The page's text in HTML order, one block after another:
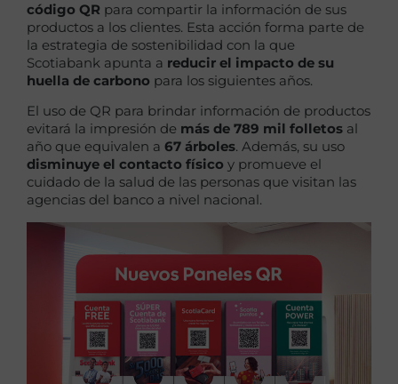
código QR para compartir la información de sus
productos a los clientes. Esta acción forma parte de
la estrategia de sostenibilidad con la que
Scotiabank apunta a reducir el impacto de su
huella de carbono para los siguientes años.
El uso de QR para brindar información de productos
evitará la impresión de más de 789 mil folletos al
año que equivalen a 67 árboles. Además, su uso
disminuye el contacto físico y promueve el
cuidado de la salud de las personas que visitan las
agencias del banco a nivel nacional.